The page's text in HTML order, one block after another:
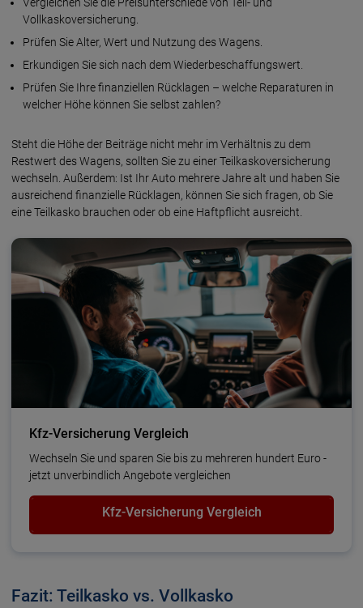
Vergleichen Sie die Preisunterschiede von Teil- und
Vollkaskoversicherung.
Prüfen Sie Alter, Wert und Nutzung des Wagens.
Erkundigen Sie sich nach dem Wiederbeschaffungswert.
Prüfen Sie Ihre finanziellen Rücklagen – welche Reparaturen in
welcher Höhe können Sie selbst zahlen?
Steht die Höhe der Beiträge nicht mehr im Verhältnis zu dem
Restwert des Wagens, sollten Sie zu einer Teilkaskoversicherung
wechseln. Außerdem: Ist Ihr Auto mehrere Jahre alt und haben Sie
ausreichend finanzielle Rücklagen, können Sie sich fragen, ob Sie
eine Teilkasko brauchen oder ob eine Haftpflicht ausreicht.
Kfz-Versicherung Vergleich
Wechseln Sie und sparen Sie bis zu meh­reren hundert Euro -
jetzt unverbindlich Angebote vergleichen
Kfz-Versicherung Vergleich
Fazit: Teilkasko vs. Vollkasko